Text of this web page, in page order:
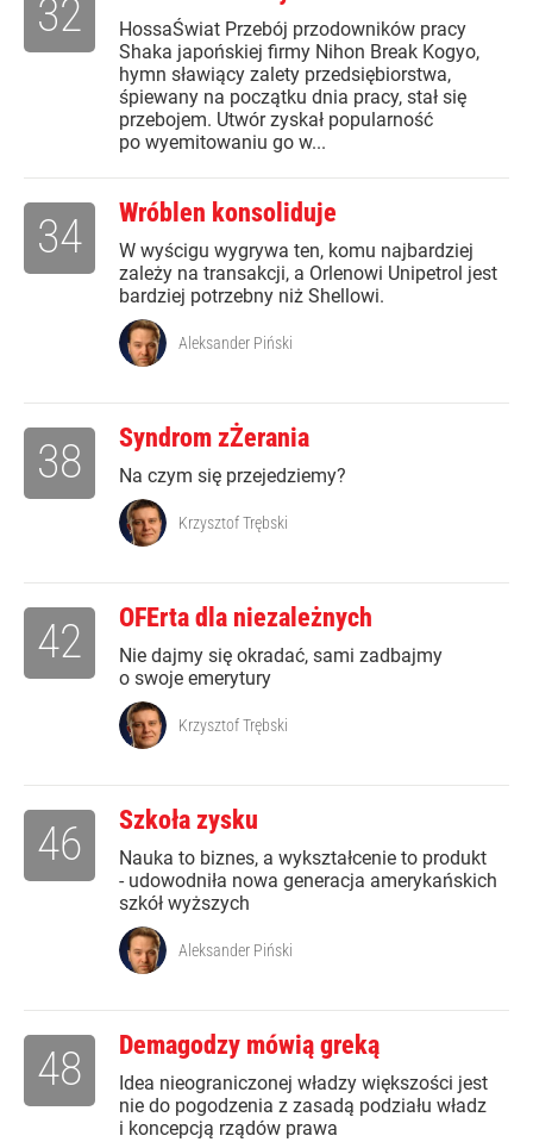
HossaŚwiat Przebój przodowników pracy
Shaka japońskiej firmy Nihon Break Kogyo,
hymn sławiący zalety przedsiębiorstwa,
śpiewany na początku dnia pracy, stał się
przebojem. Utwór zyskał popularność
po wyemitowaniu go w...
32
Wróblen konsoliduje
W wyścigu wygrywa ten, komu najbardziej
zależy na transakcji, a Orlenowi Unipetrol jest
bardziej potrzebny niż Shellowi.
34
Aleksander Piński
Syndrom zŻerania
Na czym się przejedziemy?
38
Krzysztof Trębski
OFErta dla niezależnych
Nie dajmy się okradać, sami zadbajmy
o swoje emerytury
42
Krzysztof Trębski
Szkoła zysku
Nauka to biznes, a wykształcenie to produkt
- udowodniła nowa generacja amerykańskich
szkół wyższych
46
Aleksander Piński
Demagodzy mówią greką
Idea nieograniczonej władzy większości jest
nie do pogodzenia z zasadą podziału władz
i koncepcją rządów prawa
48